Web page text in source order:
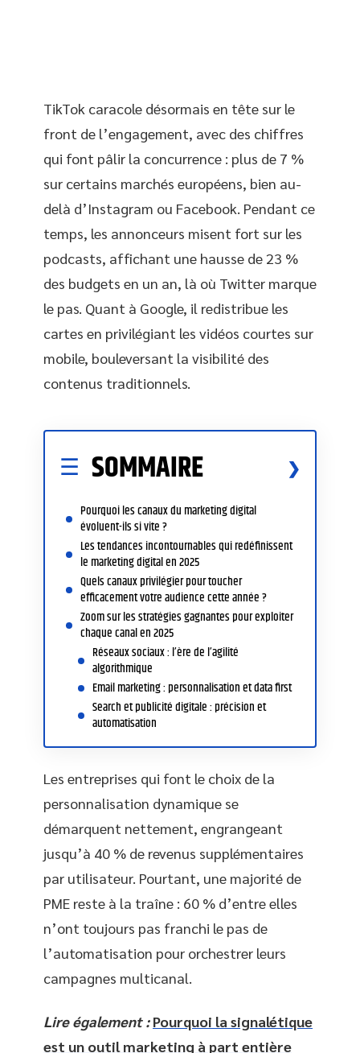
TikTok caracole désormais en tête sur le
front de l’engagement, avec des chiffres
qui font pâlir la concurrence : plus de 7 %
sur certains marchés européens, bien au-
delà d’Instagram ou Facebook. Pendant ce
temps, les annonceurs misent fort sur les
podcasts, affichant une hausse de 23 %
des budgets en un an, là où Twitter marque
le pas. Quant à Google, il redistribue les
cartes en privilégiant les vidéos courtes sur
mobile, bouleversant la visibilité des
contenus traditionnels.
SOMMAIRE
Pourquoi les canaux du marketing digital
évoluent-ils si vite ?
Les tendances incontournables qui redéfinissent
le marketing digital en 2025
Quels canaux privilégier pour toucher
efficacement votre audience cette année ?
Zoom sur les stratégies gagnantes pour exploiter
chaque canal en 2025
Réseaux sociaux : l’ère de l’agilité
algorithmique
Email marketing : personnalisation et data first
Search et publicité digitale : précision et
automatisation
Les entreprises qui font le choix de la
personnalisation dynamique se
démarquent nettement, engrangeant
jusqu’à 40 % de revenus supplémentaires
par utilisateur. Pourtant, une majorité de
PME reste à la traîne : 60 % d’entre elles
n’ont toujours pas franchi le pas de
l’automatisation pour orchestrer leurs
campagnes multicanal.
Lire également : Pourquoi la signalétique
est un outil marketing à part entière